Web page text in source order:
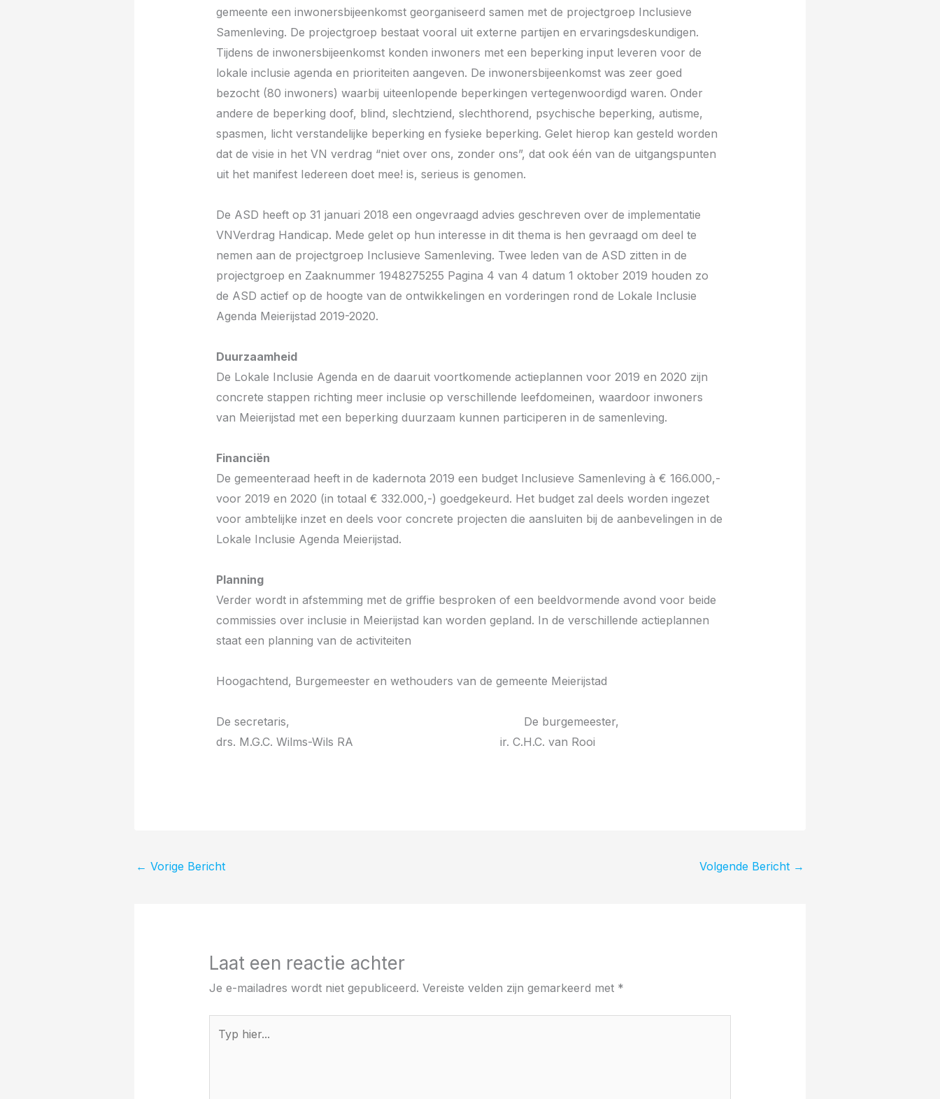
gemeente een inwonersbijeenkomst georganiseerd samen met de projectgroep Inclusieve
Samenleving. De projectgroep bestaat vooral uit externe partijen en ervaringsdeskundigen.
Tijdens de inwonersbijeenkomst konden inwoners met een beperking input leveren voor de
lokale inclusie agenda en prioriteiten aangeven. De inwonersbijeenkomst was zeer goed
bezocht (80 inwoners) waarbij uiteenlopende beperkingen vertegenwoordigd waren. Onder
andere de beperking doof, blind, slechtziend, slechthorend, psychische beperking, autisme,
spasmen, licht verstandelijke beperking en fysieke beperking. Gelet hierop kan gesteld worden
dat de visie in het VN verdrag “niet over ons, zonder ons”, dat ook één van de uitgangspunten
uit het manifest Iedereen doet mee! is, serieus is genomen.
De ASD heeft op 31 januari 2018 een ongevraagd advies geschreven over de implementatie
VNVerdrag Handicap. Mede gelet op hun interesse in dit thema is hen gevraagd om deel te
nemen aan de projectgroep Inclusieve Samenleving. Twee leden van de ASD zitten in de
projectgroep en Zaaknummer 1948275255 Pagina 4 van 4 datum 1 oktober 2019 houden zo
de ASD actief op de hoogte van de ontwikkelingen en vorderingen rond de Lokale Inclusie
Agenda Meierijstad 2019-2020.
Duurzaamheid
De Lokale Inclusie Agenda en de daaruit voortkomende actieplannen voor 2019 en 2020 zijn
concrete stappen richting meer inclusie op verschillende leefdomeinen, waardoor inwoners
van Meierijstad met een beperking duurzaam kunnen participeren in de samenleving.
Financiën
De gemeenteraad heeft in de kadernota 2019 een budget Inclusieve Samenleving à € 166.000,-
voor 2019 en 2020 (in totaal € 332.000,-) goedgekeurd. Het budget zal deels worden ingezet
voor ambtelijke inzet en deels voor concrete projecten die aansluiten bij de aanbevelingen in de
Lokale Inclusie Agenda Meierijstad.
Planning
Verder wordt in afstemming met de griffie besproken of een beeldvormende avond voor beide
commissies over inclusie in Meierijstad kan worden gepland. In de verschillende actieplannen
staat een planning van de activiteiten
Hoogachtend, Burgemeester en wethouders van de gemeente Meierijstad
De secretaris, De burgemeester,
drs. M.G.C. Wilms-Wils RA ir. C.H.C. van Rooi
← Vorige Bericht Volgende Bericht →
Laat een reactie achter
Je e-mailadres wordt niet gepubliceerd. Vereiste velden zijn gemarkeerd met *
hier...